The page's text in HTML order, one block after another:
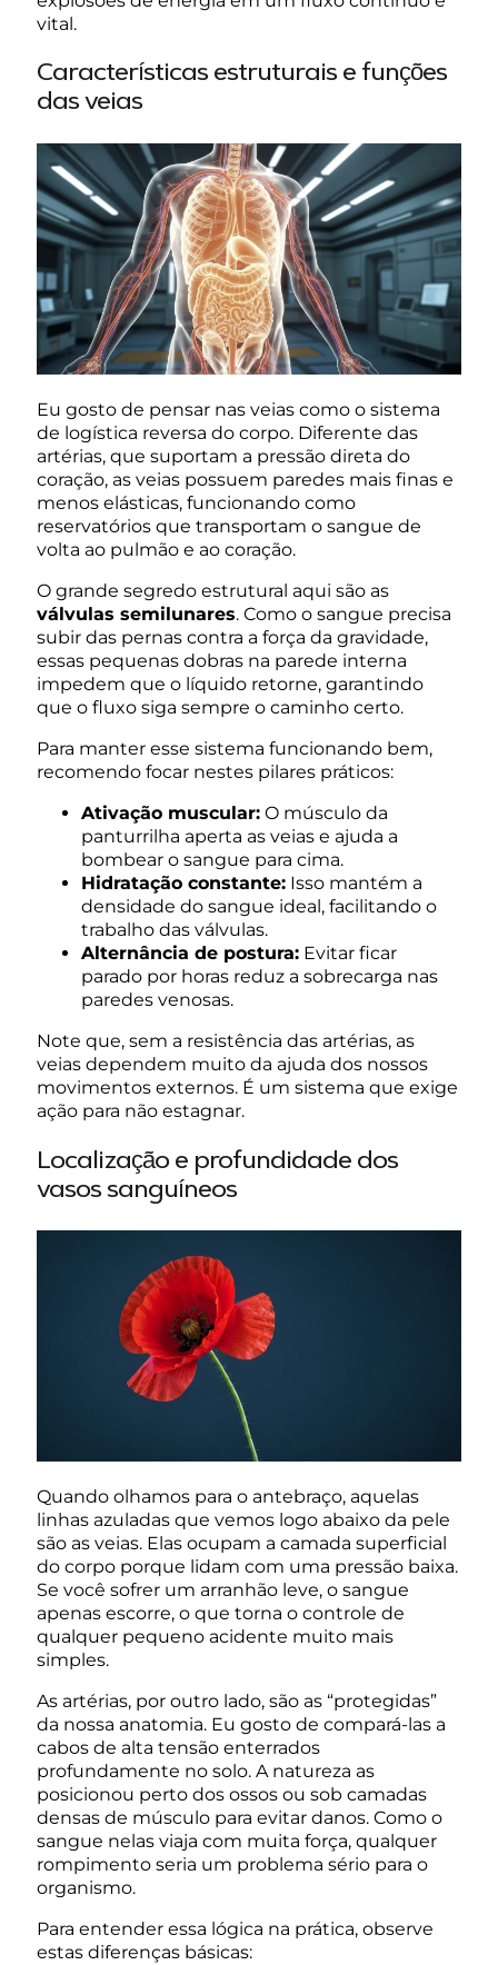
vital.
Características estruturais e funções
das veias
Eu gosto de pensar nas veias como o sistema
de logística reversa do corpo. Diferente das
artérias, que suportam a pressão direta do
coração, as veias possuem paredes mais finas e
menos elásticas, funcionando como
reservatórios que transportam o sangue de
volta ao pulmão e ao coração.
O grande segredo estrutural aqui são as
válvulas semilunares. Como o sangue precisa
subir das pernas contra a força da gravidade,
essas pequenas dobras na parede interna
impedem que o líquido retorne, garantindo
que o fluxo siga sempre o caminho certo.
Para manter esse sistema funcionando bem,
recomendo focar nestes pilares práticos:
Ativação muscular: O músculo da
panturrilha aperta as veias e ajuda a
bombear o sangue para cima.
Hidratação constante: Isso mantém a
densidade do sangue ideal, facilitando o
trabalho das válvulas.
Alternância de postura: Evitar ficar
parado por horas reduz a sobrecarga nas
paredes venosas.
Note que, sem a resistência das artérias, as
veias dependem muito da ajuda dos nossos
movimentos externos. É um sistema que exige
ação para não estagnar.
Localização e profundidade dos
vasos sanguíneos
Quando olhamos para o antebraço, aquelas
linhas azuladas que vemos logo abaixo da pele
são as veias. Elas ocupam a camada superficial
do corpo porque lidam com uma pressão baixa.
Se você sofrer um arranhão leve, o sangue
apenas escorre, o que torna o controle de
qualquer pequeno acidente muito mais
simples.
As artérias, por outro lado, são as “protegidas”
da nossa anatomia. Eu gosto de compará-las a
cabos de alta tensão enterrados
profundamente no solo. A natureza as
posicionou perto dos ossos ou sob camadas
densas de músculo para evitar danos. Como o
sangue nelas viaja com muita força, qualquer
rompimento seria um problema sério para o
organismo.
Para entender essa lógica na prática, observe
estas diferenças básicas: